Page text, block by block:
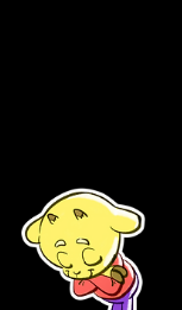
Trung Kinh Str.,